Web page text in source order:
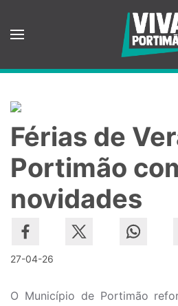
Saltar para o conteúdo
Férias de
Portimão
novidades
27-04-26
O Município de Portimão